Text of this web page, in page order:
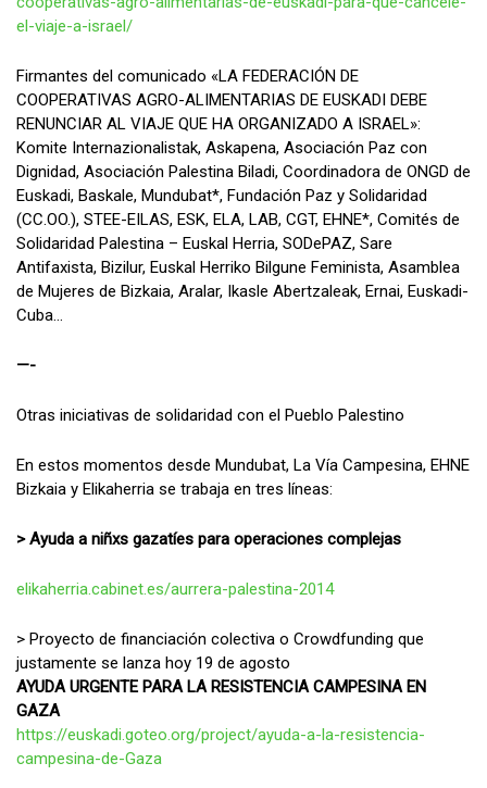
el-viaje-a-israel/
Firmantes del comunicado «LA FEDERACIÓN DE
COOPERATIVAS AGRO-ALIMENTARIAS DE EUSKADI DEBE
RENUNCIAR AL VIAJE QUE HA ORGANIZADO A ISRAEL»:
Komite Internazionalistak, Askapena, Asociación Paz con
Dignidad, Asociación Palestina Biladi, Coordinadora de ONGD de
Euskadi, Baskale, Mundubat*, Fundación Paz y Solidaridad
(CC.OO.), STEE-EILAS, ESK, ELA, LAB, CGT, EHNE*, Comités de
Solidaridad Palestina – Euskal Herria, SODePAZ, Sare
Antifaxista, Bizilur, Euskal Herriko Bilgune Feminista, Asamblea
de Mujeres de Bizkaia, Aralar, Ikasle Abertzaleak, Ernai, Euskadi-
Cuba…
—-
Otras iniciativas de solidaridad con el Pueblo Palestino
En estos momentos desde Mundubat, La Vía Campesina, EHNE
Bizkaia y Elikaherria se trabaja en tres líneas:
> Ayuda a niñxs gazatíes para operaciones complejas
elikaherria.cabinet.es/aurrera-palestina-2014
> Proyecto de financiación colectiva o Crowdfunding que
justamente se lanza hoy 19 de agosto
AYUDA URGENTE PARA LA RESISTENCIA CAMPESINA EN
GAZA
https://euskadi.goteo.org/project/ayuda-a-la-resistencia-
campesina-de-Gaza